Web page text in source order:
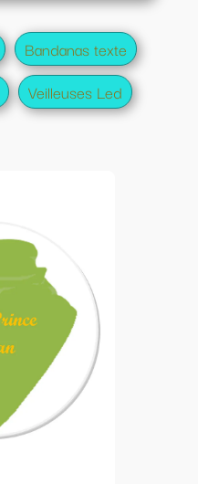
Bandanas texte
Veilleuses Led